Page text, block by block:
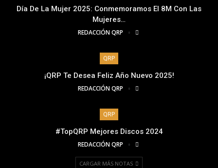
Día De La Mujer 2025: Conmemoramos El 8M Con Las
Mujeres…
REDACCIÓN QRP
QRP
¡QRP Te Desea Feliz Año Nuevo 2025!
REDACCIÓN QRP
QRP
#TopQRP Mejores Discos 2024
REDACCIÓN QRP
CARGAR MÁS NOTAS